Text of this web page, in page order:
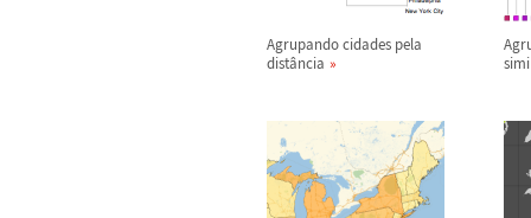
Agrupando cidades pela
distância